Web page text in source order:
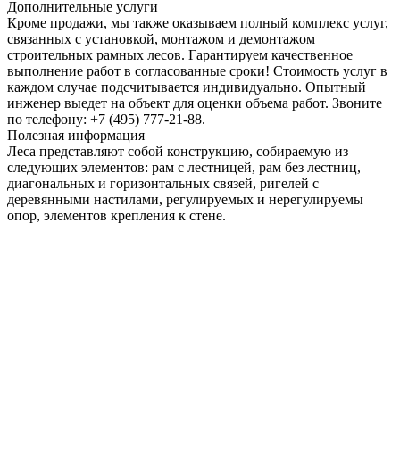
Дополнительные услуги
Кроме продажи, мы также оказываем полный комплекс услуг,
связанных с установкой, монтажом и демонтажом
строительных рамных лесов. Гарантируем качественное
выполнение работ в согласованные сроки! Стоимость услуг в
каждом случае подсчитывается индивидуально. Опытный
инженер выедет на объект для оценки объема работ. Звоните
по телефону: +7 (495) 777-21-88.
Полезная информация
Леса представляют собой конструкцию, собираемую из
следующих элементов: рам с лестницей, рам без лестниц,
диагональных и горизонтальных связей, ригелей с
деревянными настилами, регулируемых и нерегулируемы
опор, элементов крепления к стене.